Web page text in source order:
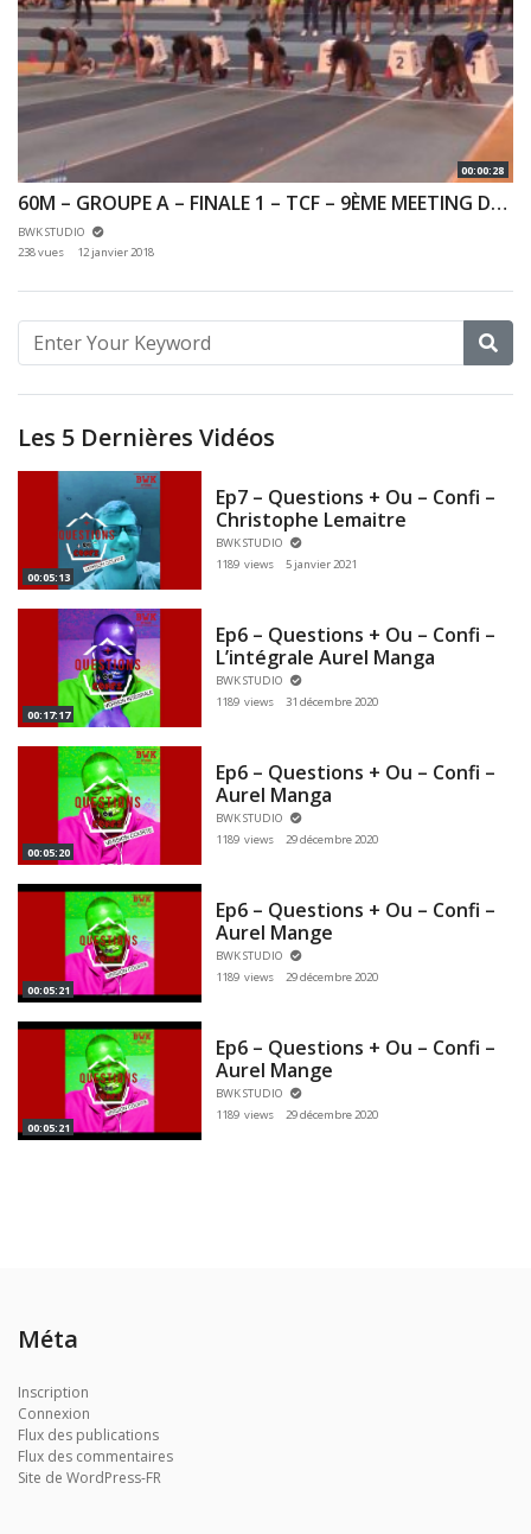
00:00:28
60M – GROUPE A – FINALE 1 – TCF – 9ÈME MEETING DES HAUTS DE SEINE 07/01/2018 – EAUBONNE
BWK STUDIO
238 vues
12 janvier 2018
Les 5 Dernières Vidéos
00:05:13
Ep7 – Questions + Ou – Confi –
Christophe Lemaitre
BWK STUDIO
1189 views
5 janvier 2021
00:17:17
Ep6 – Questions + Ou – Confi –
L’intégrale Aurel Manga
BWK STUDIO
1189 views
31 décembre 2020
00:05:20
Ep6 – Questions + Ou – Confi –
Aurel Manga
BWK STUDIO
1189 views
29 décembre 2020
00:05:21
Ep6 – Questions + Ou – Confi –
Aurel Mange
BWK STUDIO
1189 views
29 décembre 2020
00:05:21
Ep6 – Questions + Ou – Confi –
Aurel Mange
BWK STUDIO
1189 views
29 décembre 2020
Méta
Inscription
Connexion
Flux des publications
Flux des commentaires
Site de WordPress-FR